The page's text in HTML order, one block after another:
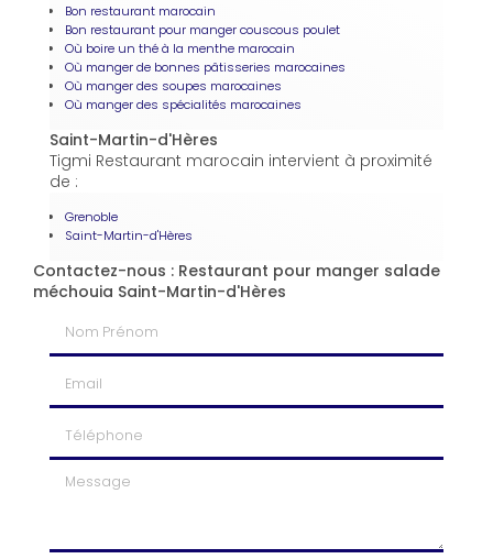
Bon restaurant marocain
Bon restaurant pour manger couscous poulet
Où boire un thé à la menthe marocain
Où manger de bonnes pâtisseries marocaines
Où manger des soupes marocaines
Où manger des spécialités marocaines
Saint-Martin-d'Hères
Tigmi Restaurant marocain intervient à proximité
de :
Grenoble
Saint-Martin-d'Hères
Contactez-nous : Restaurant pour manger salade
méchouia Saint-Martin-d'Hères
Nom Prénom
Téléphone
Message